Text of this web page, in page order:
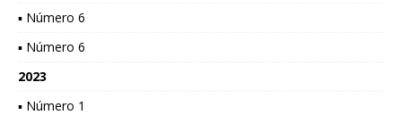
▪ Número 6
▪ Número 6
2023
▪ Número 1